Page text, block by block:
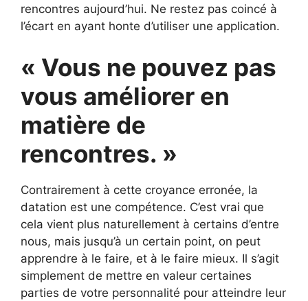
rencontres aujourd’hui. Ne restez pas coincé à
l’écart en ayant honte d’utiliser une application.
« Vous ne pouvez pas
vous améliorer en
matière de
rencontres. »
Contrairement à cette croyance erronée, la
datation est une compétence. C’est vrai que
cela vient plus naturellement à certains d’entre
nous, mais jusqu’à un certain point, on peut
apprendre à le faire, et à le faire mieux. Il s’agit
simplement de mettre en valeur certaines
parties de votre personnalité pour atteindre leur